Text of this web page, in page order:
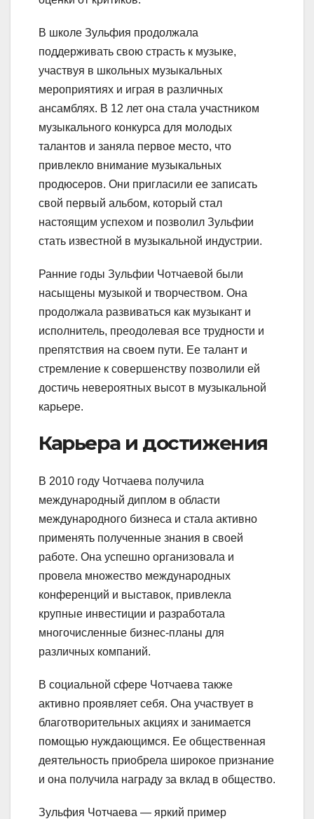
В школе Зульфия продолжала
поддерживать свою страсть к музыке,
участвуя в школьных музыкальных
мероприятиях и играя в различных
ансамблях. В 12 лет она стала участником
музыкального конкурса для молодых
талантов и заняла первое место, что
привлекло внимание музыкальных
продюсеров. Они пригласили ее записать
свой первый альбом, который стал
настоящим успехом и позволил Зульфии
стать известной в музыкальной индустрии.
Ранние годы Зульфии Чотчаевой были
насыщены музыкой и творчеством. Она
продолжала развиваться как музыкант и
исполнитель, преодолевая все трудности и
препятствия на своем пути. Ее талант и
стремление к совершенству позволили ей
достичь невероятных высот в музыкальной
карьере.
Карьера и достижения
В 2010 году Чотчаева получила
международный диплом в области
международного бизнеса и стала активно
применять полученные знания в своей
работе. Она успешно организовала и
провела множество международных
конференций и выставок, привлекла
крупные инвестиции и разработала
многочисленные бизнес-планы для
различных компаний.
В социальной сфере Чотчаева также
активно проявляет себя. Она участвует в
благотворительных акциях и занимается
помощью нуждающимся. Ее общественная
деятельность приобрела широкое признание
и она получила награду за вклад в общество.
Зульфия Чотчаева — яркий пример